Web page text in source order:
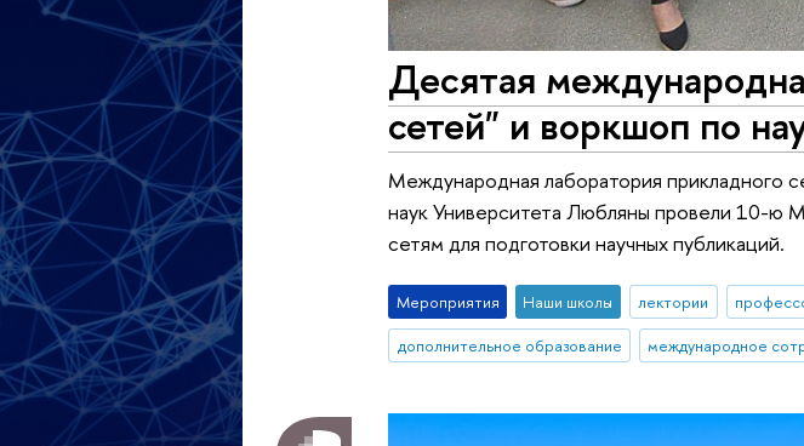
Десятая
сетей" и воркшоп по
Международная лаборатория прикладного
наук Университета Любляны провели 10-ю
сетям для подготовки научных публикаций.
Мероприятия Наши школы лектории
дополнительное образование
международное